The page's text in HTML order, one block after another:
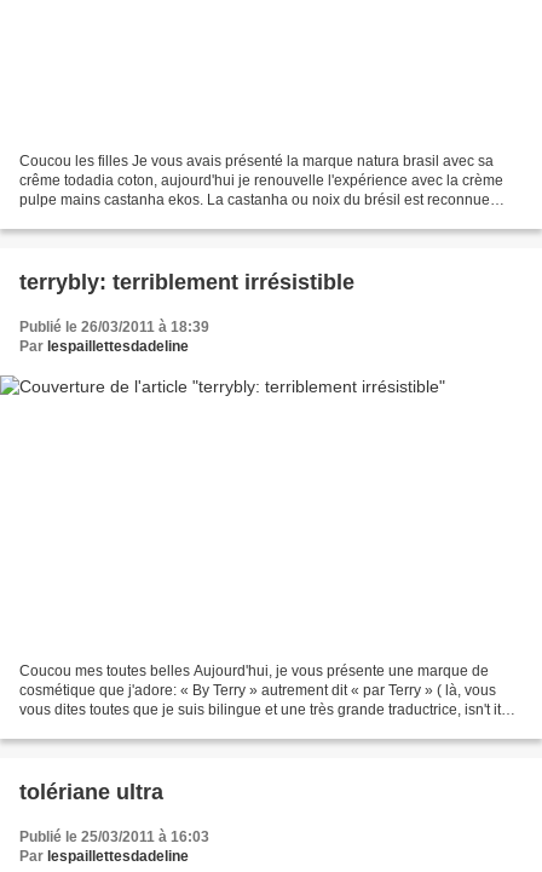
Coucou les filles Je vous avais présenté la marque natura brasil avec sa
crême todadia coton, aujourd'hui je renouvelle l'expérience avec la crème
pulpe mains castanha ekos. La castanha ou noix du brésil est reconnue
terrybly: terriblement irrésistible
Publié le 26/03/2011 à 18:39
Par lespaillettesdadeline
Coucou mes toutes belles Aujourd'hui, je vous présente une marque de
cosmétique que j'adore: « By Terry » autrement dit « par Terry » ( là, vous
vous dites toutes que je suis bilingue et une très grande traductrice, isn't it?)
tolériane ultra
Publié le 25/03/2011 à 16:03
Par lespaillettesdadeline